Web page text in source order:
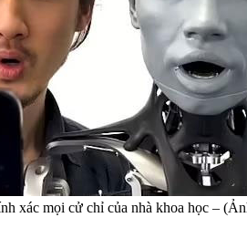
xác mọi cử chỉ của nhà khoa học –